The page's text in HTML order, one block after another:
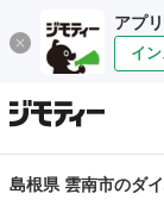
アプ
イ
島根県 雲南市のダ